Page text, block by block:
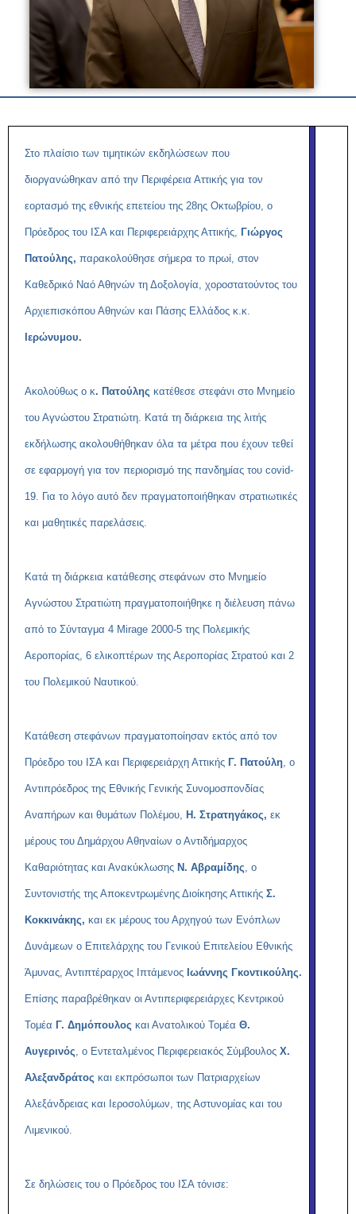
Στο πλαίσιο των τιμητικών εκδηλώσεων που
διοργανώθηκαν από την Περιφέρεια Αττικής για τον
εορτασμό της εθνικής επετείου της 28ης Οκτωβρίου, ο
Πρόεδρος του ΙΣΑ και Περιφερειάρχης Αττικής, Γιώργος
Πατούλης, παρακολούθησε σήμερα το πρωί, στον
Καθεδρικό Ναό Αθηνών τη Δοξολογία, χοροστατούντος του
Αρχιεπισκόπου Αθηνών και Πάσης Ελλάδος κ.κ.
Ιερώνυμου.
Ακολούθως ο κ. Πατούλης κατέθεσε στεφάνι στο Μνημείο
του Αγνώστου Στρατιώτη. Κατά τη διάρκεια της λιτής
εκδήλωσης ακολουθήθηκαν όλα τα μέτρα που έχουν τεθεί
σε εφαρμογή για τον περιορισμό της πανδημίας του covid-
19. Για το λόγο αυτό δεν πραγματοποιήθηκαν στρατιωτικές
και μαθητικές παρελάσεις.
Κατά τη διάρκεια κατάθεσης στεφάνων στο Μνημείο
Αγνώστου Στρατιώτη πραγματοποιήθηκε η διέλευση πάνω
από το Σύνταγμα 4 Mirage 2000-5 της Πολεμικής
Αεροπορίας, 6 ελικοπτέρων της Αεροπορίας Στρατού και 2
του Πολεμικού Ναυτικού.
Κατάθεση στεφάνων πραγματοποίησαν εκτός από τον
Πρόεδρο του ΙΣΑ και Περιφερειάρχη Αττικής Γ. Πατούλη, ο
Αντιπρόεδρος της Εθνικής Γενικής Συνομοσπονδίας
Αναπήρων και θυμάτων Πολέμου, Η. Στρατηγάκος, εκ
μέρους του Δημάρχου Αθηναίων ο Αντιδήμαρχος
Καθαριότητας και Ανακύκλωσης Ν. Αβραμίδης, ο
Συντονιστής της Αποκεντρωμένης Διοίκησης Αττικής Σ.
Κοκκινάκης, και εκ μέρους του Αρχηγού των Ενόπλων
Δυνάμεων ο Επιτελάρχης του Γενικού Επιτελείου Εθνικής
Άμυνας, Αντιπτέραρχος Ιπτάμενος Ιωάννης Γκοντικούλης.
Επίσης παραβρέθηκαν οι Αντιπεριφερειάρχες Κεντρικού
Τομέα Γ. Δημόπουλος και Ανατολικού Τομέα Θ.
Αυγερινός, ο Εντεταλμένος Περιφερειακός Σύμβουλος Χ.
Αλεξανδράτος και εκπρόσωποι των Πατριαρχείων
Αλεξάνδρειας και Ιεροσολύμων, της Αστυνομίας και του
Λιμενικού.
Σε δηλώσεις του ο Πρόεδρος του ΙΣΑ τόνισε: